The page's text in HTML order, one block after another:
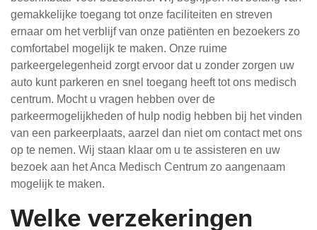
gemakkelijke toegang tot onze faciliteiten en streven
ernaar om het verblijf van onze patiënten en bezoekers zo
comfortabel mogelijk te maken. Onze ruime
parkeergelegenheid zorgt ervoor dat u zonder zorgen uw
auto kunt parkeren en snel toegang heeft tot ons medisch
centrum. Mocht u vragen hebben over de
parkeermogelijkheden of hulp nodig hebben bij het vinden
van een parkeerplaats, aarzel dan niet om contact met ons
op te nemen. Wij staan klaar om u te assisteren en uw
bezoek aan het Anca Medisch Centrum zo aangenaam
mogelijk te maken.
Welke verzekeringen